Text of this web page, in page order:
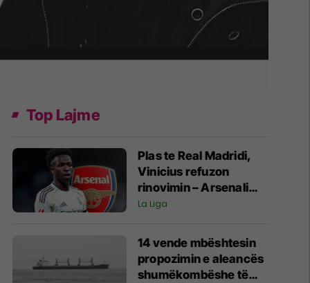
Top Lajme
Plas te Real Madridi,
Vinicius refuzon
rinovimin – Arsenali
gati ofertën 140
La Liga
14 vende mbështesin
propozimin e aleancës
shumëkombëshe të